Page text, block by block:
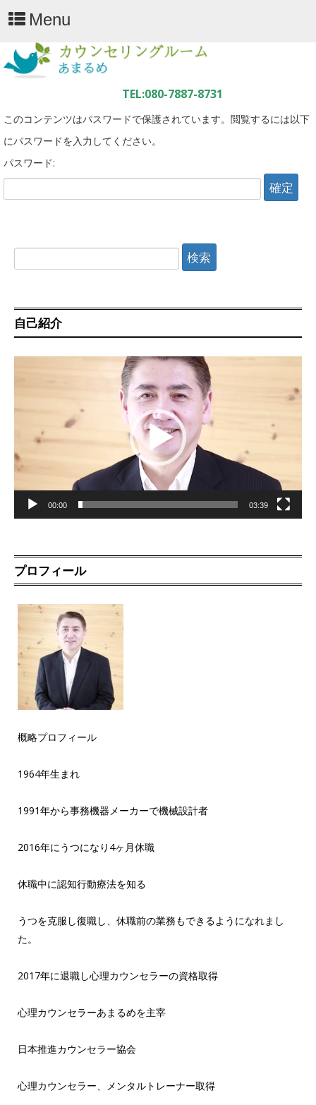
Menu
このコンテンツはパスワードで保護されています。閲覧するには以下
にパスワードを入力してください。
パスワード:
検
索:
自己紹介
動
ヤ
00:00 03:39
プロフィール
概略プロフィール
1964年生まれ
1991年から事務機器メーカーで機械設計者
2016年にうつになり4ヶ月休職
休職中に認知行動療法を知る
うつを克服し復職し、休職前の業務もできるようになれまし
た。
2017年に退職し心理カウンセラーの資格取得
心理カウンセラーあまるめを主宰
日本推進カウンセラー協会
心理カウンセラー、メンタルトレーナー取得